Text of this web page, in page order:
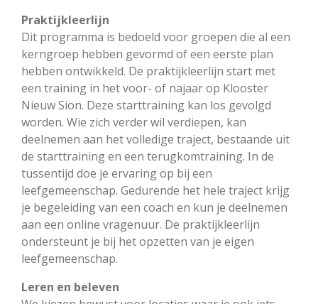
Praktijkleerlijn
Dit programma is bedoeld voor groepen die al een
kerngroep hebben gevormd of een eerste plan
hebben ontwikkeld. De praktijkleerlijn start met
een training in het voor- of najaar op Klooster
Nieuw Sion. Deze starttraining kan los gevolgd
worden. Wie zich verder wil verdiepen, kan
deelnemen aan het volledige traject, bestaande uit
de starttraining en een terugkomtraining. In de
tussentijd doe je ervaring op bij een
leefgemeenschap. Gedurende het hele traject krijg
je begeleiding van een coach en kun je deelnemen
aan een online vragenuur. De praktijkleerlijn
ondersteunt je bij het opzetten van je eigen
leefgemeenschap.
Leren en beleven